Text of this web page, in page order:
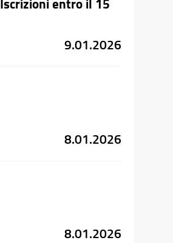
Iscrizioni entro il 15
9.01.2026
8.01.2026
8.01.2026